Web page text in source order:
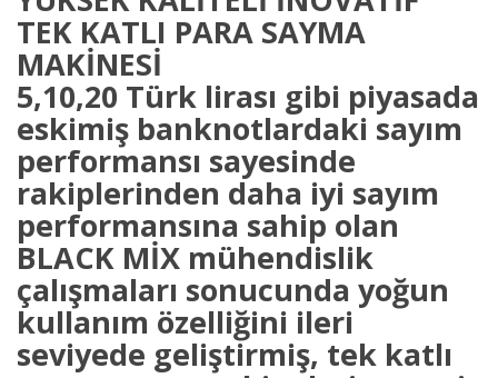
TEK KATLI PARA SAYMA
MAKİNESİ
5,10,20 Türk lirası gibi piyasada
eskimiş banknotlardaki sayım
performansı sayesinde
rakiplerinden daha iyi sayım
performansına sahip olan
BLACK MİX mühendislik
çalışmaları sonucunda yoğun
kullanım özelliğini ileri
seviyede geliştirmiş, tek katlı